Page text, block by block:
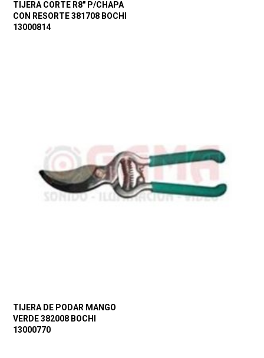
TIJERA CORTE R8″ P/CHAPA
CON RESORTE 381708 BOCHI
13000814
TIJERA DE PODAR MANGO
VERDE 382008 BOCHI
13000770